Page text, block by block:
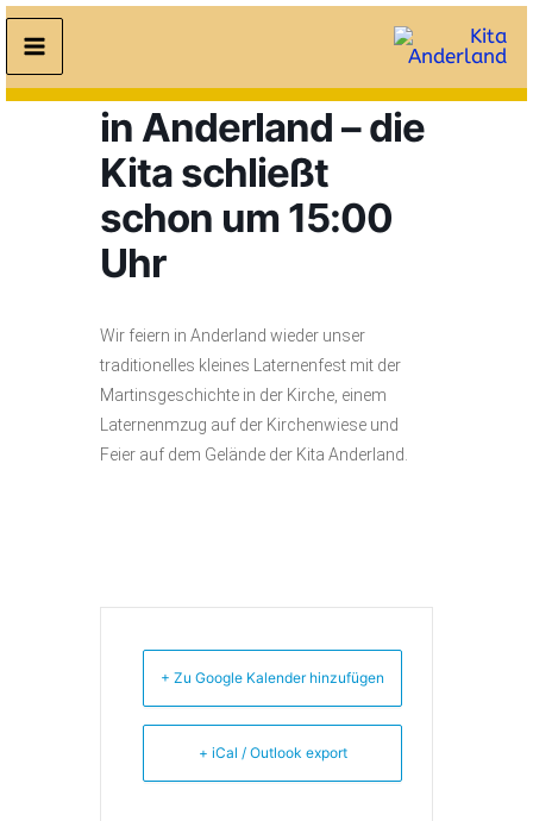
Zum
Inhalt
springen
St.-Martins-Fest
in Anderland – die
Kita schließt
schon um 15:00
Uhr
Wir feiern in Anderland wieder unser
traditionelles kleines Laternenfest mit der
Martinsgeschichte in der Kirche, einem
Laternenmzug auf der Kirchenwiese und
Feier auf dem Gelände der Kita Anderland.
+ Zu Google Kalender hinzufügen
+ iCal / Outlook export